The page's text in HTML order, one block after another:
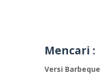
Mencari :
Versi Barbeque